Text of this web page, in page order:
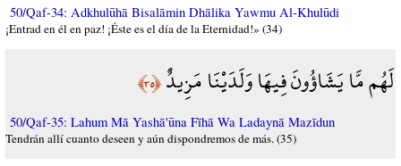
50/Qaf-34: Adkhulūhā Bisalāmin Dhālika Yawmu Al-Khulūdi
¡Entrad en él en paz! ¡Éste es el día de la Eternidad!» (34)
لَهُم مَّا يَشَاؤُونَ فِيهَا وَلَدَيْنَا مَزِيدٌ﴿٣٥﴾
50/Qaf-35: Lahum Mā Yashā'ūna Fīhā Wa Ladaynā Mazīdun
Tendrán allí cuanto deseen y aún dispondremos de más. (35)